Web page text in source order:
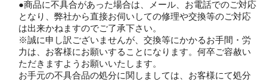
●商品に不具合があった場合は、メール、お電話でのご対応
となり、弊社から直接お伺いしての修理や交換等のご対応
は出来かねますのでご了承下さい。
※誠に申し訳ございませんが、交換等にかかるお手間・労
力は、お客様にお願いすることになります。何卒ご容赦い
ただきますようお願いいたします。
お手元の不具合品の処分に関しましては、お客様にて処分